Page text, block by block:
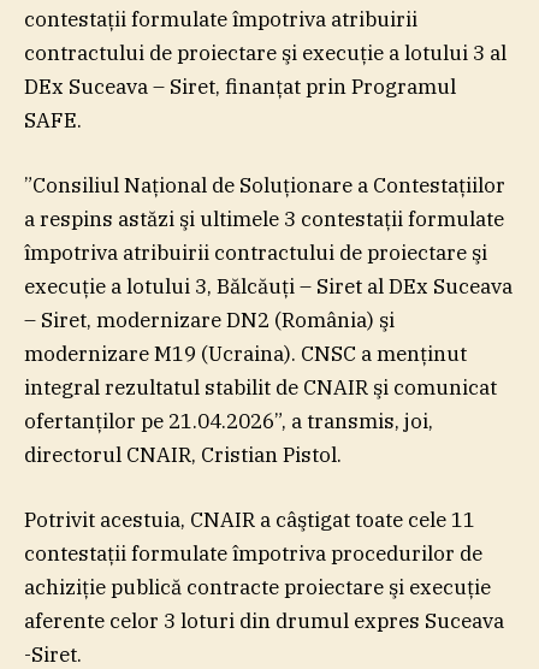
contestaţii formulate împotriva atribuirii
contractului de proiectare şi execuţie a lotului 3 al
DEx Suceava – Siret, finanţat prin Programul
SAFE.
”Consiliul Naţional de Soluţionare a Contestaţiilor
a respins astăzi şi ultimele 3 contestaţii formulate
împotriva atribuirii contractului de proiectare şi
execuţie a lotului 3, Bălcăuţi – Siret al DEx Suceava
– Siret, modernizare DN2 (România) şi
modernizare M19 (Ucraina). CNSC a menţinut
integral rezultatul stabilit de CNAIR şi comunicat
ofertanţilor pe 21.04.2026”, a transmis, joi,
directorul CNAIR, Cristian Pistol.
Potrivit acestuia, CNAIR a câştigat toate cele 11
contestaţii formulate împotriva procedurilor de
achiziţie publică contracte proiectare şi execuţie
aferente celor 3 loturi din drumul expres Suceava
-Siret.